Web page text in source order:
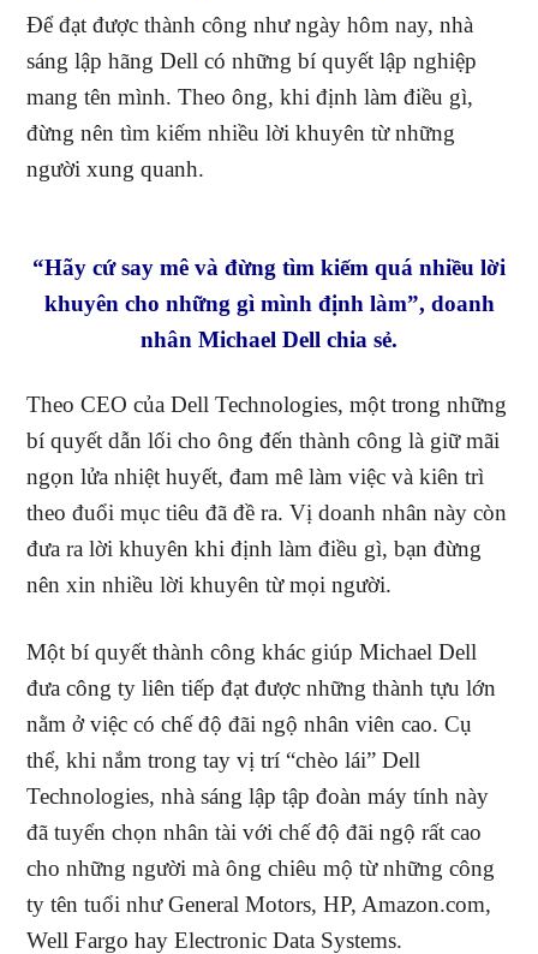
Để đạt được thành công như ngày hôm nay, nhà
sáng lập hãng Dell có những bí quyết lập nghiệp
mang tên mình. Theo ông, khi định làm điều gì,
đừng nên tìm kiếm nhiều lời khuyên từ những
người xung quanh.
“Hãy cứ say mê và đừng tìm kiếm quá nhiều lời
khuyên cho những gì mình định làm”, doanh
nhân Michael Dell chia sẻ.
Theo CEO của Dell Technologies, một trong những
bí quyết dẫn lối cho ông đến thành công là giữ mãi
ngọn lửa nhiệt huyết, đam mê làm việc và kiên trì
theo đuổi mục tiêu đã đề ra. Vị doanh nhân này còn
đưa ra lời khuyên khi định làm điều gì, bạn đừng
nên xin nhiều lời khuyên từ mọi người.
Một bí quyết thành công khác giúp Michael Dell
đưa công ty liên tiếp đạt được những thành tựu lớn
nằm ở việc có chế độ đãi ngộ nhân viên cao. Cụ
thể, khi nắm trong tay vị trí “chèo lái” Dell
Technologies, nhà sáng lập tập đoàn máy tính này
đã tuyển chọn nhân tài với chế độ đãi ngộ rất cao
cho những người mà ông chiêu mộ từ những công
ty tên tuổi như General Motors, HP, Amazon.com,
Well Fargo hay Electronic Data Systems.